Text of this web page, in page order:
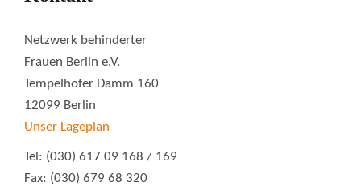
Netzwerk behinderter
Frauen Berlin e.V.
Tempelhofer Damm 160
12099 Berlin
Unser Lageplan
Tel: (030) 617 09 168 / 169
Fax: (030) 679 68 320